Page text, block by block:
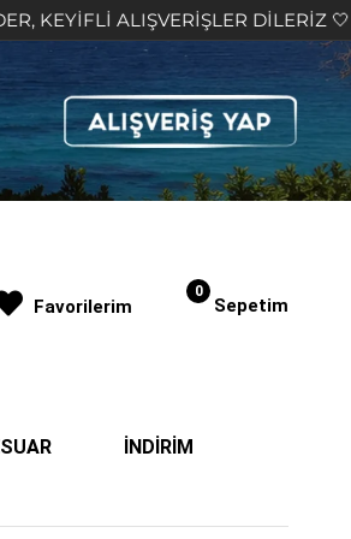
DİLERİZ 🤍 2.000₺
Sepetim
0
İNDİRİM
Favorilerim